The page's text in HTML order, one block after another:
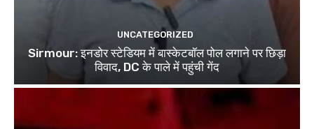
UNCATEGORIZED
Sirmour: इनडोर स्टेडियम में बास्केटबॉल पोल लगाने पर छिड़ा
विवाद, DC के पाले में पहुंची गेंद